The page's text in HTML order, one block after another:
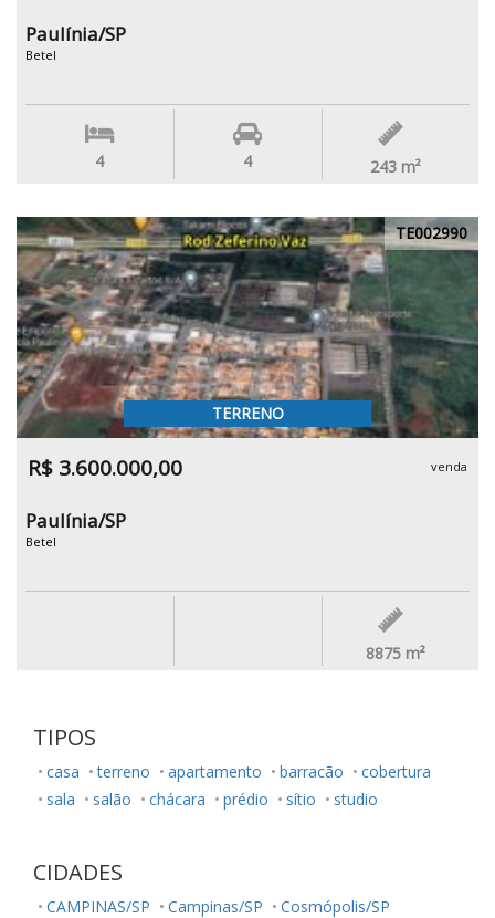
Paulínia/SP
Betel
4 4 243 m²
TE002990
TERRENO
R$ 3.600.000,00 venda
Paulínia/SP
Betel
8875 m²
TIPOS
casa terreno apartamento barracão
cobertura
sala
salão chácara prédio sítio studio
CIDADES
CAMPINAS/SP Campinas/SP
Cosmópolis/SP